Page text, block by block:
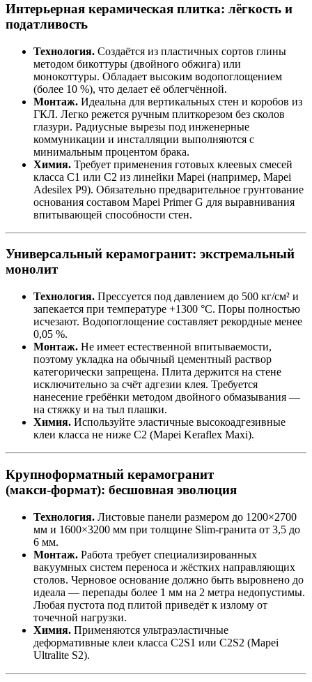
Интерьерная керамическая плитка: лёгкость и
податливость
Технология. Создаётся из пластичных сортов глины
методом бикоттуры (двойного обжига) или
монокоттуры. Обладает высоким водопоглощением
(более 10 %), что делает её облегчённой.
Монтаж. Идеальна для вертикальных стен и коробов из
ГКЛ. Легко режется ручным плиткорезом без сколов
глазури. Радиусные вырезы под инженерные
коммуникации и инсталляции выполняются с
минимальным процентом брака.
Химия. Требует применения готовых клеевых смесей
класса C1 или C2 из линейки Mapei (например, Mapei
Adesilex P9). Обязательно предварительное грунтование
основания составом Mapei Primer G для выравнивания
впитывающей способности стен.
Универсальный керамогранит: экстремальный
монолит
Технология. Прессуется под давлением до 500 кг/см² и
запекается при температуре +1300 °C. Поры полностью
исчезают. Водопоглощение составляет рекордные менее
0,05 %.
Монтаж. Не имеет естественной впитываемости,
поэтому укладка на обычный цементный раствор
категорически запрещена. Плита держится на стене
исключительно за счёт адгезии клея. Требуется
нанесение гребёнки методом двойного обмазывания —
на стяжку и на тыл плашки.
Химия. Используйте эластичные высокоадгезивные
клеи класса не ниже C2 (Mapei Keraflex Maxi).
Крупноформатный керамогранит
(макси‑формат): бесшовная эволюция
Технология. Листовые панели размером до 1200×2700
мм и 1600×3200 мм при толщине Slim‑гранита от 3,5 до
6 мм.
Монтаж. Работа требует специализированных
вакуумных систем переноса и жёстких направляющих
столов. Черновое основание должно быть выровнено до
идеала — перепады более 1 мм на 2 метра недопустимы.
Любая пустота под плитой приведёт к излому от
точечной нагрузки.
Химия. Применяются ультраэластичные
деформативные клеи класса C2S1 или C2S2 (Mapei
Ultralite S2).